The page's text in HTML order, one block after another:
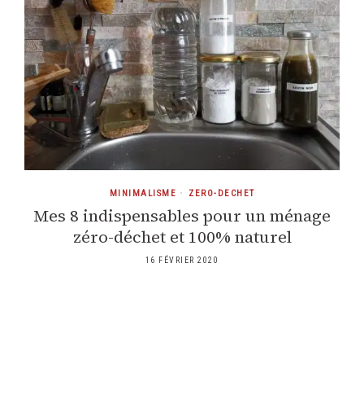
MINIMALISME • ZERO-DECHET
Mes 8 indispensables pour un ménage
zéro-déchet et 100% naturel
16 FÉVRIER 2020